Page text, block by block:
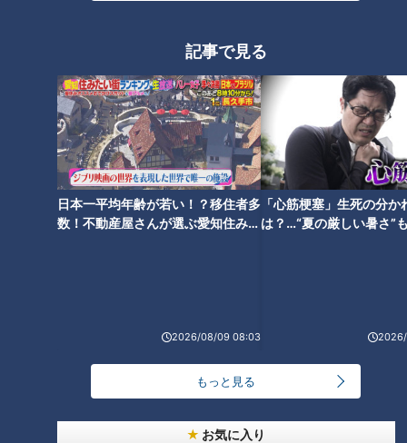
記事で見る
日本一平均年齢が若い！？移住者多
数！不動産屋さんが選ぶ愛知住みた
2026/08/09 08:03
「心筋梗塞」生死の分か
は？…“夏の厳しい暑さ”
もっと見る
お気に入り
ステージ４の乳がんで出産目指す女性 抗がん剤治
療を中断して授かった命 ｢産むのがゴールではな
く、大人になるのを見届けたい｣ 患者の願いを叶え
る医療
2026/08/09 08:00
公募で選ばれた美術作品を展示「ぎふ美術展」岐阜
県美術館で開幕
2026/08/09 07:06
男子高校生が乗った自転車にはねられ歩行者の男性
(66)重体 愛知・みよし市
みで空港へ向かう旅行客に影響 愛知・知多市2026/08/08 20:23
車いすテニス小田凱人選手 病気と闘う子どもたち
とふれあいエール スポーツの楽しさ伝える 名古
2026/08/08 19:49